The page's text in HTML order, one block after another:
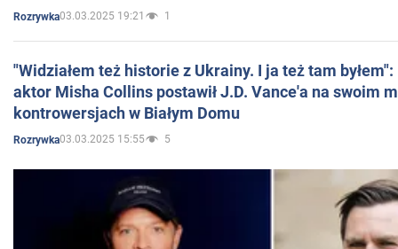
Rozrywka03.03.2025 19:21 1
"Widziałem też historie z Ukrainy. I ja też tam
aktor Misha Collins postawił J.D. Vance'a na swoim
kontrowersjach w Białym Domu
Rozrywka03.03.2025 15:55 5